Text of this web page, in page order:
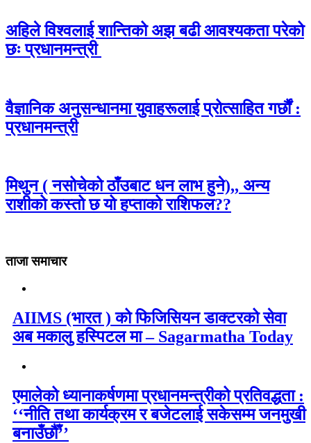
अहिले विश्वलाई शान्तिको अझ बढी आवश्यकता परेको
छः प्रधानमन्त्री
वैज्ञानिक अनुसन्धानमा युवाहरूलाई प्रोत्साहित गर्छौं :
प्रधानमन्त्री
मिथुन ( नसोचेको ठाँउबाट धन लाभ हुने),, अन्य
राशीको कस्तो छ यो हप्ताको राशिफल??
ताजा समाचार
AIIMS (भारत ) को फिजिसियन डाक्टरको सेवा
अब मकालु हस्पिटल मा – Sagarmatha Today
एमालेको ध्यानाकर्षणमा प्रधानमन्त्रीको प्रतिवद्धता :
‘‘नीति तथा कार्यक्रम र बजेटलाई सकेसम्म जनमुखी
बनाउँछौँ’’